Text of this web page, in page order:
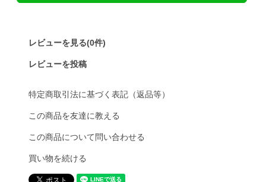
レビューを見る(0件)
レビューを投稿
特定商取引法に基づく表記（返品等）
この商品を友達に教える
この商品について問い合わせる
買い物を続ける